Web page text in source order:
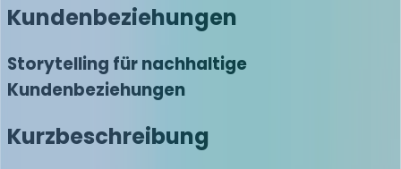
Kundenbeziehungen
Storytelling für nachhaltige
Kundenbeziehungen
Kurzbeschreibung